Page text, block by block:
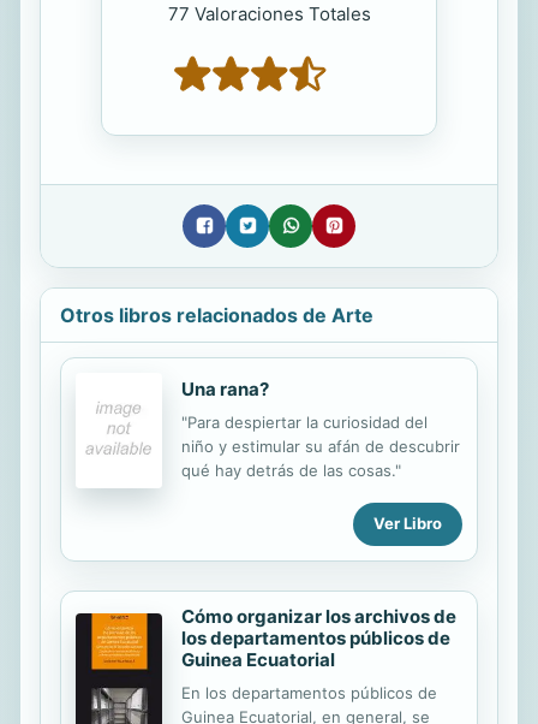
77 Valoraciones Totales
Otros libros relacionados de Arte
Una rana?
"Para despiertar la curiosidad del
niño y estimular su afán de descubrir
qué hay detrás de las cosas."
Ver Libro
Cómo organizar los archivos de
los departamentos públicos de
Guinea Ecuatorial
En los departamentos públicos de
Guinea Ecuatorial, en general, se